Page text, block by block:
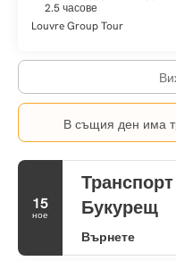
2.5 часове
Louvre Group Tour
В същия ден има
15
ное
Букурещ
Върнете